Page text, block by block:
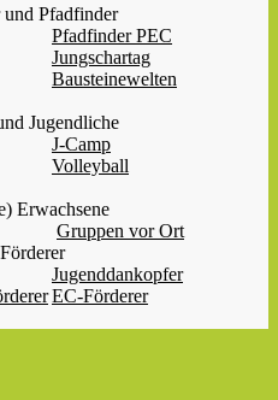
Pfadfinder
Pfadfinder PEC
Jungschartag
Bausteinewelten
Jugendliche
J-Camp
Volleyball
Erwachsene
Gruppen vor Ort
Förderer
Jugenddankopfer
EC-Förderer